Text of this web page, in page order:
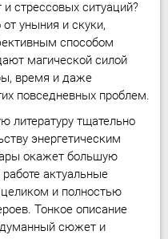
стрессовых ситуаций?
уныния и скуки,
способом
магической силой
время и даже
повседневных проблем.
литературу тщательно
энергетическим
окажет большую
актуальные
и полностью
Тонкое описание
сюжет и